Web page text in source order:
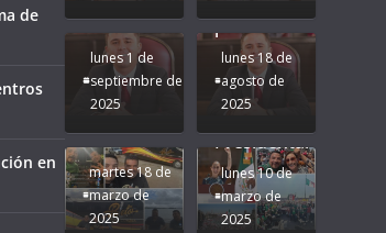
de
en
Rocío Nahle.
lunes 1 de
septiembre de
2025
presente.
lunes 18 de
agosto de
2025
Difamación
martes 18 de
marzo de
2025
Presidenta!
lunes 10 de
marzo de
2025